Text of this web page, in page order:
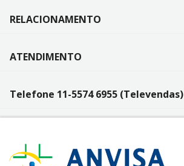
RELACIONAMENTO
ATENDIMENTO
Telefone 11-5574 6955 (Televendas)